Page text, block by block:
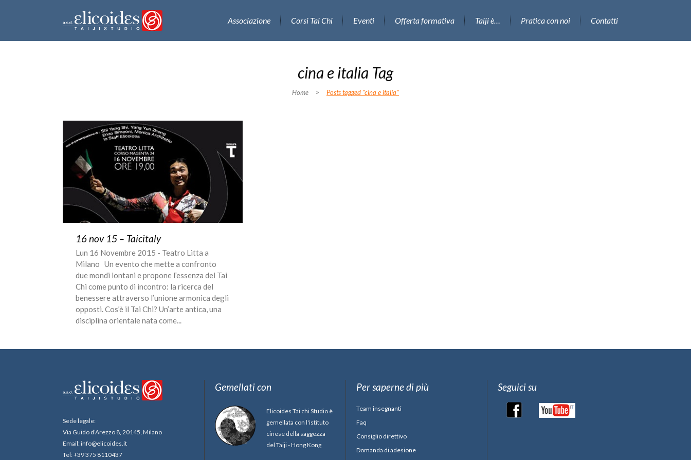
Associazione Corsi Tai Chi Eventi Offerta formativa Taiji è… Pratica con noi Contatti
cina e italia Tag
Home > Posts tagged "cina e italia"
16 nov 15 – Taicitaly
Lun 16 Novembre 2015 - Teatro Litta a
Milano Un evento che mette a confronto
due mondi lontani e propone l’essenza del Tai
Chi come punto di incontro: la ricerca del
benessere attraverso l’unione armonica degli
opposti. Cos’è il Tai Chi? Un’arte antica, una
disciplina orientale nata come...
Sede legale:
Via Guido d’Arezzo 8, 20145, Milano
Email: info@elicoides.it
Tel: +39 375 8110437
Gemellati con
Elicoides Tai chi Studio è
gemellata con l'istituto
cinese della saggezza
del Taiji - Hong Kong
Per saperne di più
Team insegnanti
Faq
Consiglio direttivo
Domanda di adesione
Seguici su